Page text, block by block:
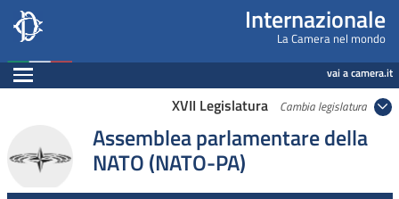
Internazionale, Camera dei Deputati -
Salta al contenuto principale
Salta al menu di navigazione Internazionale
La Camera nel mondo
Espandi vai a camera.it
XVII Legislatura Cambia legislatura
Assemblea parlamentare della
NATO (NATO-PA)
Navigazione pagine di servizio
Fine pagina
Salta al contenuto principale
Salta al menu di navigazione
Vai a inizio pagina